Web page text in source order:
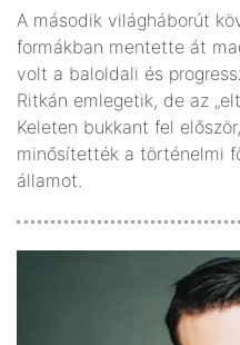
A második világháborút
formákban mentette át
volt a baloldali és
Ritkán emlegetik, de az
Keleten bukkant fel
minősítették a történelmi
államot.